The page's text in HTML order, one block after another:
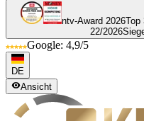
ntv-Award 2026Top
22/2026
Google: 4,9/5
DE
Ansicht